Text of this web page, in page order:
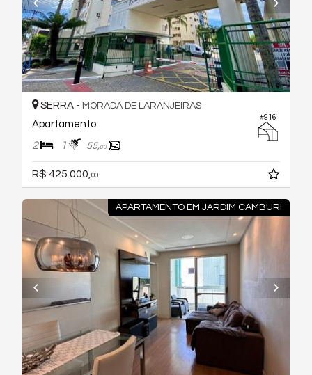
#916
SERRA - MORADA DE LARANJEIRAS
Apartamento
2 1 55,00
R$ 425.000, 00
APARTAMENTO EM JARDIM CAMBURI